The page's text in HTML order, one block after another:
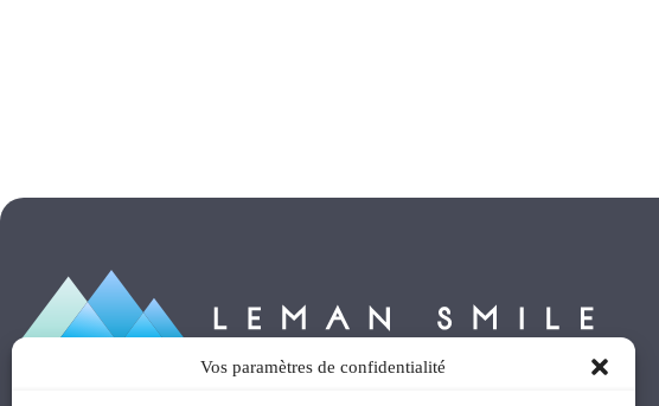
Vos paramètres de confidentialité